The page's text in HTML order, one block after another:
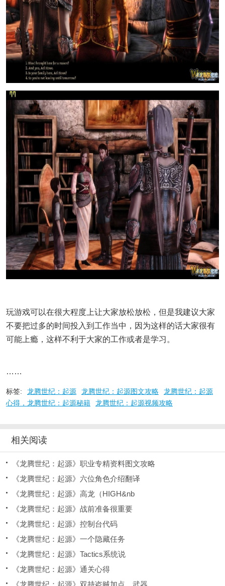
玩游戏可以在很大程度上让大家放松放松，但是我建议大家
不要把过多的时间投入到工作当中，因为这样的话大家很有
可能上瘾，这样不利于大家的工作或者是学习。
……
标签: 龙腾世纪：起源 龙腾世纪：起源图文攻略
龙腾世纪：起源
心得，龙腾世纪：起源秘籍
龙腾世纪：起源视频攻略
相关阅读
《龙腾世纪：起源》职业专精资料图文攻略
《龙腾世纪：起源》六位角色介绍翻译
《龙腾世纪：起源》高龙（HIGH&nb
《龙腾世纪：起源》战前准备很重要
《龙腾世纪：起源》控制台代码
《龙腾世纪：起源》一个隐藏任务
《龙腾世纪：起源》Tactics系统说
《龙腾世纪：起源》通关心得
《龙腾世纪：起源》双持盗贼加点，武器，